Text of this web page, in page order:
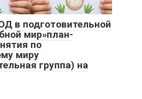
в подготовительной
мир»план-
по
миру
группа) на